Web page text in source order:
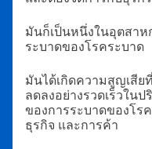
มันก็เป็นหนึ่งในอุตสา
ระบาดของโรคระบาด
มันได้เกิดความสูญเสีย
ลดลงอย่างรวดเร็วใน
ของการระบาดของโร
ธุรกิจ และการค้า